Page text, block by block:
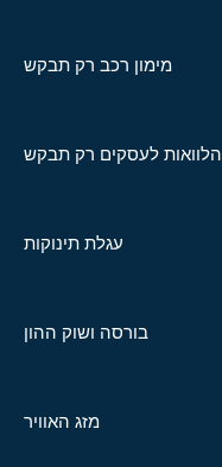
מימון רכב רק תבקש
הלוואות לעסקים רק תבקש
עגלת תינוקות
בורסה ושוק ההון
מזג האוויר